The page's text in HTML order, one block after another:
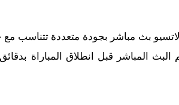
بث مباشر بجودة متعددة تتناسب
المباشر قبل انطلاق المباراة